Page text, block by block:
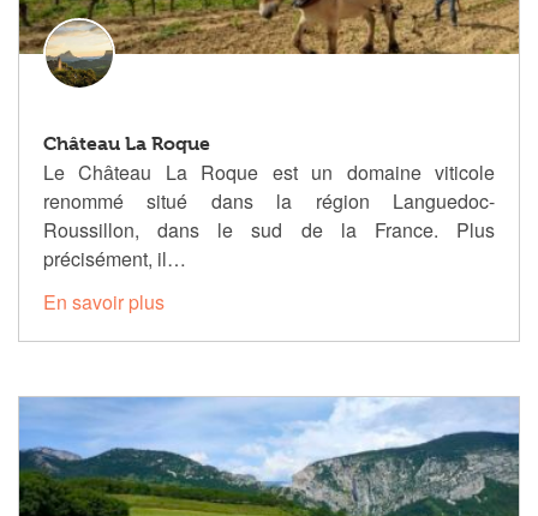
Château La Roque
Le Château La Roque est un domaine viticole
renommé situé dans la région Languedoc-
Roussillon, dans le sud de la France. Plus
précisément, il…
En savoir plus